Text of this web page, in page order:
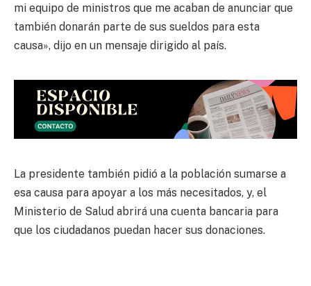
mi equipo de ministros que me acaban de anunciar que
también donarán parte de sus sueldos para esta
causa», dijo en un mensaje dirigido al país.
La presidente también pidió a la población sumarse a
esa causa para apoyar a los más necesitados, y, el
Ministerio de Salud abrirá una cuenta bancaria para
que los ciudadanos puedan hacer sus donaciones.